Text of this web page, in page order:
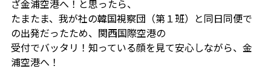
ざ金浦空港へ！と思ったら、
たまたま、我が社の韓国視察団（第１班）と同日同便で
の出発だったため、関西国際空港の
受付でバッタリ！知っている顔を見て安心しながら、金
浦空港へ！